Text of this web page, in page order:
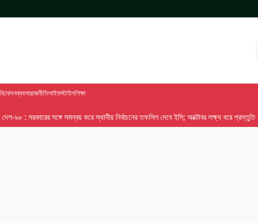
বিনোদনব্যবসারাজনীতিলাইফস্টাইলশিক্ষা
: সরকারের সঙ্গে সমন্বয় করে স্থানীয় নির্বাচনের তফসিল দেবে ইসি; অক্টোবর লক্ষ্য ধরে প্রস্তুতি